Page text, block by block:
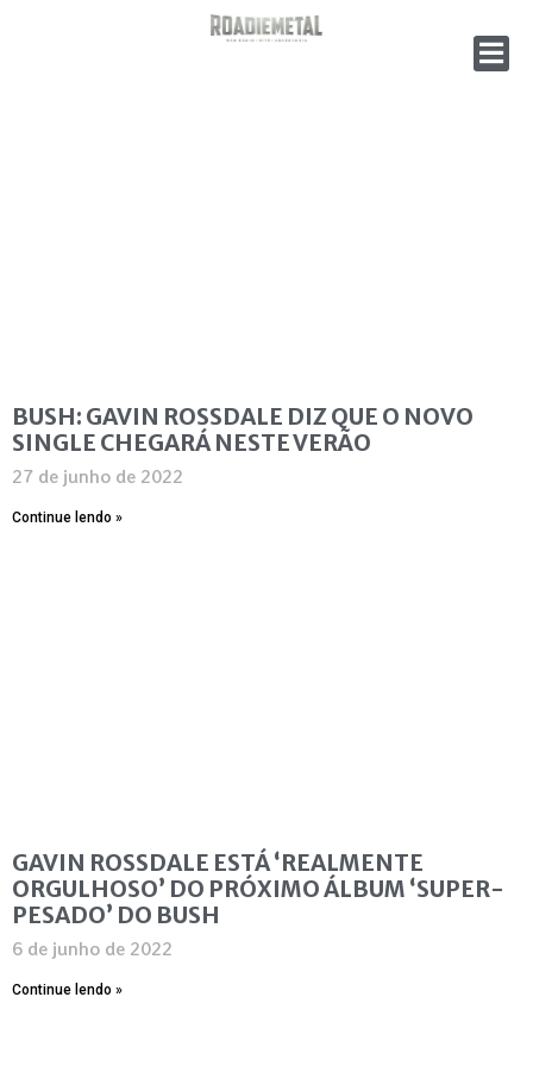
BUSH: GAVIN ROSSDALE DIZ QUE O NOVO
SINGLE CHEGARÁ NESTE VERÃO
27 de junho de 2022
Continue lendo »
GAVIN ROSSDALE ESTÁ ‘REALMENTE
ORGULHOSO’ DO PRÓXIMO ÁLBUM ‘SUPER-
PESADO’ DO BUSH
6 de junho de 2022
Continue lendo »